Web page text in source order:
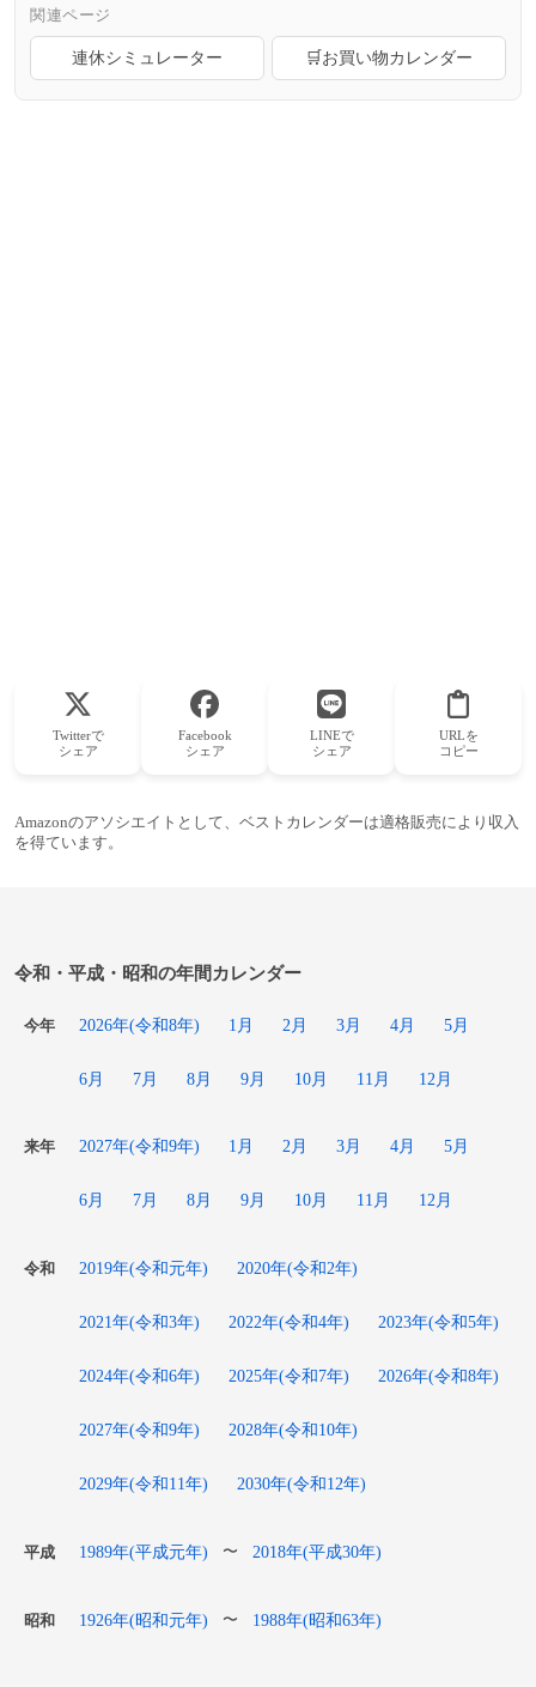
関連ページ
連休シミュレーター 🛒お買い物カレンダー
Twitterで
シェア
Facebook
シェア
LINEで
シェア
URLを
コピー
Amazonのアソシエイトとして、ベストカレンダーは適格販売により収入
を得ています。
令和・平成・昭和の年間カレンダー
今年 2026年(令和8年) 1月 2月 3月 4月 5月
6月 7月 8月 9月 10月 11月 12月
来年 2027年(令和9年) 1月 2月 3月 4月 5月
6月 7月 8月 9月 10月 11月 12月
令和 2019年(令和元年) 2020年(令和2年)
2021年(令和3年) 2022年(令和4年) 2023年(令和5年)
2024年(令和6年) 2025年(令和7年) 2026年(令和8年)
2027年(令和9年) 2028年(令和10年)
2029年(令和11年) 2030年(令和12年)
平成 1989年(平成元年) 〜 2018年(平成30年)
昭和 1926年(昭和元年) 〜 1988年(昭和63年)